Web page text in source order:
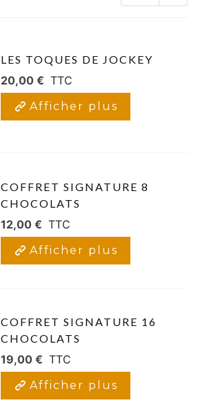
LES TOQUES DE JOCKEY
20,00 € TTC
Afficher plus
COFFRET SIGNATURE 8
CHOCOLATS
12,00 € TTC
Afficher plus
COFFRET SIGNATURE 16
CHOCOLATS
19,00 € TTC
Afficher plus